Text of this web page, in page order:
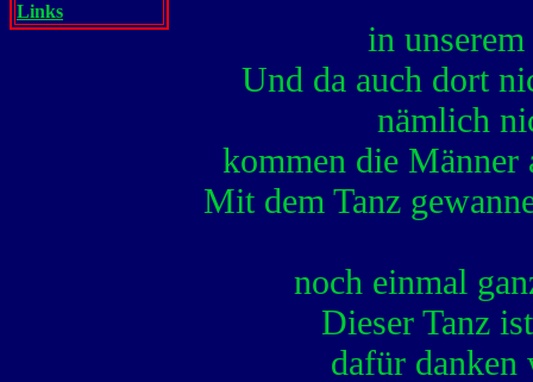
Links
in
Und da auch dort
nämlich
kommen die Männer
Mit dem Tanz
noch einmal
Dieser Tanz
dafür